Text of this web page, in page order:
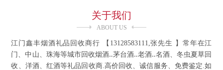
关于我们
ABOUT US
江门鑫丰烟酒礼品回收商行 【13128583111,张先生 】常年在江
门、中山、珠海等城市回收烟酒‥茅台酒‥老酒‥名酒、冬虫夏草回
收、洋酒、红酒等礼品回收商.高价回收、诚信服务、免费鉴定.如